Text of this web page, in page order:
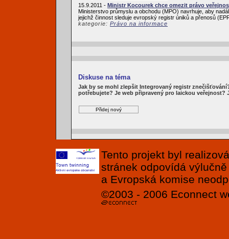
15.9.2011 - Ministr Kocourek chce omezit právo
Ministerstvo průmyslu a obchodu (MPO) navrhuje, aby
jejichž činnost sleduje evropský registr úniků a přenosů
kategorie: Právo na informace
Diskuse na téma
Jak by se mohl zlepšit Integrovaný registr
potřebujete? Je web připravený pro laickou veřejnost?
Tento projekt byl
stránek odpovídá
a Evropská komise
©2003 - 2006 Econnect